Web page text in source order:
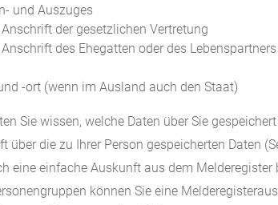
und Auszuges
der gesetzlichen Vertretung
des Ehegatten oder des
-ort (wenn im Ausland auch den Staat)
Sie wissen, welche Daten über Sie
über die zu Ihrer Person gespeicherten Daten
eine einfache Auskunft aus dem Melderegister
können Sie eine